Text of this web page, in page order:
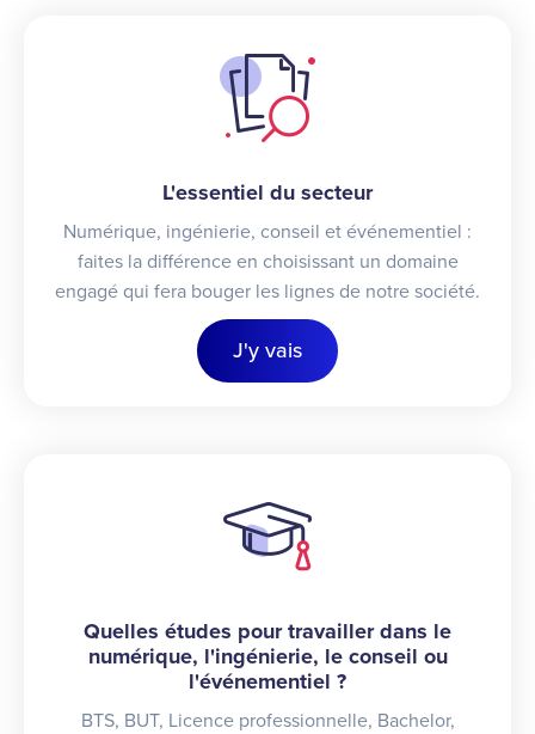
L'essentiel du secteur
Numérique, ingénierie, conseil et événementiel :
faites la différence en choisissant un domaine
engagé qui fera bouger les lignes de notre société.
J'y vais
Quelles études pour travailler dans le
numérique, l'ingénierie, le conseil ou
l'événementiel ?
BTS, BUT, Licence professionnelle, Bachelor,